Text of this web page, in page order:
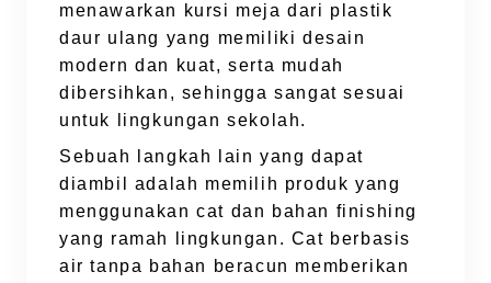
menawarkan kursi meja dari plastik
daur ulang yang memiliki desain
modern dan kuat, serta mudah
dibersihkan, sehingga sangat sesuai
untuk lingkungan sekolah.
Sebuah langkah lain yang dapat
diambil adalah memilih produk yang
menggunakan cat dan bahan finishing
yang ramah lingkungan. Cat berbasis
air tanpa bahan beracun memberikan